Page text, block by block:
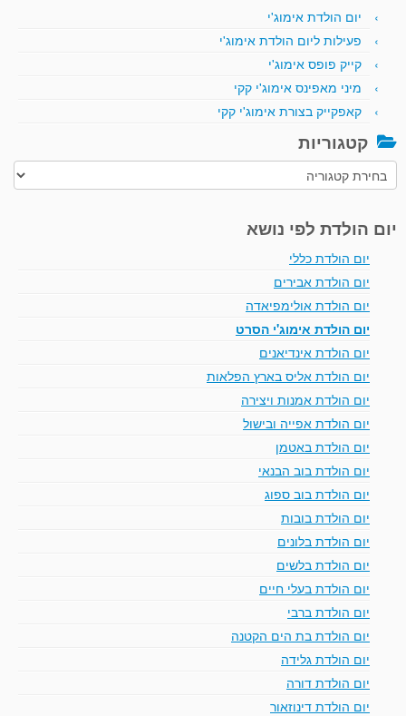
יום הולדת אימוג'י
פעילות ליום הולדת אימוג'י
קייק פופס אימוג'י
מיני מאפינס אימוג'י קקי
קאפקייק בצורת אימוג'י קקי
קטגוריות
קטגוריות
יום הולדת לפי נושא
יום הולדת כללי
יום הולדת אבירים
יום הולדת אולימפיאדה
יום הולדת אימוג'י הסרט
יום הולדת אינדיאנים
יום הולדת אליס בארץ הפלאות
יום הולדת אמנות ויצירה
יום הולדת אפייה ובישול
יום הולדת באטמן
יום הולדת בוב הבנאי
יום הולדת בוב ספוג
יום הולדת בובות
יום הולדת בלונים
יום הולדת בלשים
יום הולדת בעלי חיים
יום הולדת ברבי
יום הולדת בת הים הקטנה
יום הולדת גלידה
יום הולדת דורה
יום הולדת דינוזאור